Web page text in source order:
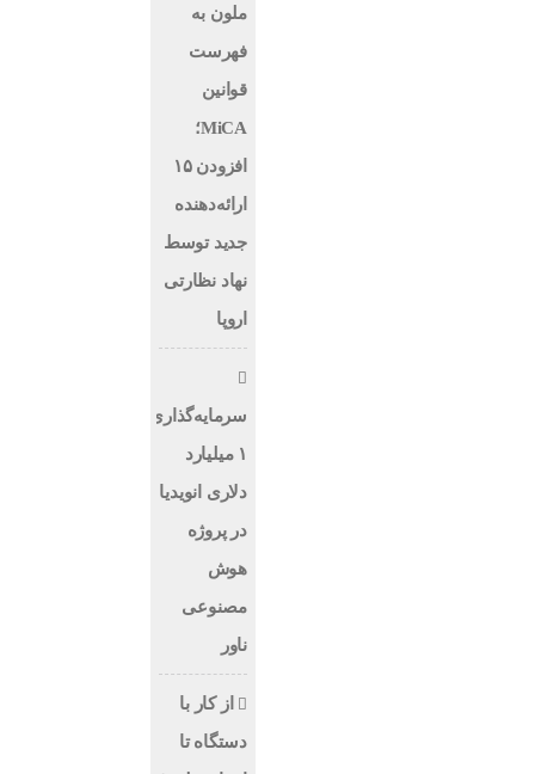
ملون به
فهرست
قوانین
MiCA؛
افزودن ۱۵
ارائه‌دهنده
جدید توسط
نهاد نظارتی
اروپا
سرمایه‌گذاری
۱ میلیارد
دلاری انویدیا
در پروژه
هوش
مصنوعی
ناور
از کار با
دستگاه تا